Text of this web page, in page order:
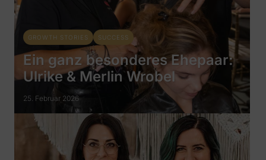
GROWTH STORIES SUCCESS
Ein ganz besonderes Ehepaar:
Ulrike & Merlin Wrobel
25. Februar 2026